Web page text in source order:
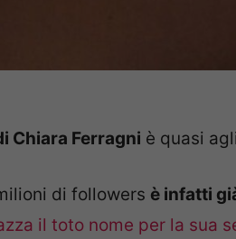
Chiara Ferragni è quasi
di followers è infatti
il toto nome per la sua